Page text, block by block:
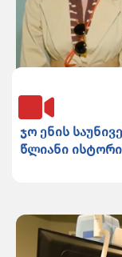
ჯო ენის
წლიანი